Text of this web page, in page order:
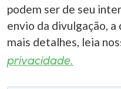
podem ser de seu
envio da divulgação,
mais detalhes, leia
privacidade.